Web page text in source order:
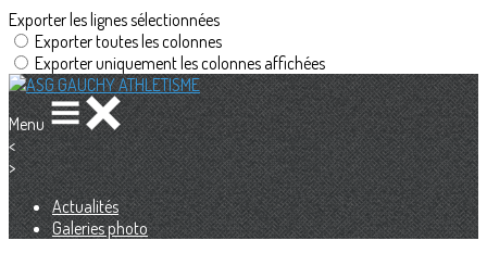
Exporter les lignes sélectionnées
Exporter toutes les colonnes
Exporter uniquement les colonnes affichées
Menu
<
>
Actualités
Galeries photo